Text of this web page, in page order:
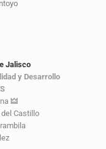
Jalisco
y Desarrollo
🜲
Castillo